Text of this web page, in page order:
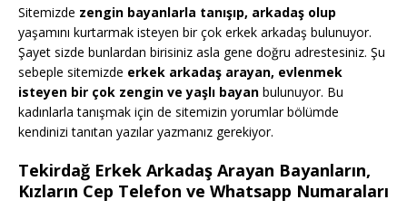
Sitemizde zengin bayanlarla tanışıp, arkadaş olup
yaşamını kurtarmak isteyen bir çok erkek arkadaş bulunuyor.
Şayet sizde bunlardan birisiniz asla gene doğru adrestesiniz. Şu
sebeple sitemizde erkek arkadaş arayan, evlenmek
isteyen bir çok zengin ve yaşlı bayan bulunuyor. Bu
kadınlarla tanışmak için de sitemizin yorumlar bölümde
kendinizi tanıtan yazılar yazmanız gerekiyor.
Tekirdağ Erkek Arkadaş Arayan Bayanların,
Kızların Cep Telefon ve Whatsapp Numaraları